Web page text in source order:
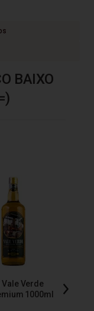
BAIXO
Vale Verde
1000ml